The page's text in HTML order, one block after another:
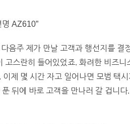
명 AZ610”
음주 제가 만날 고객과 행선지를
고스란히 들어있었죠. 화려한 비즈
제 몇 시간 자고 일어나면 모범 택
뒤에 바로 고객을 만나러 갈 겁니